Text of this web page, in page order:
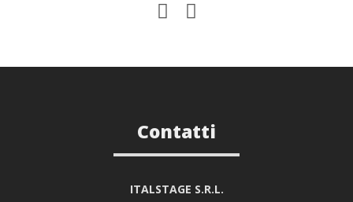
Contatti
ITALSTAGE S.R.L.